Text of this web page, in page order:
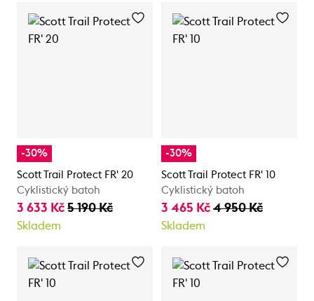
-30%
Scott Trail Protect FR' 20
Cyklistický batoh
3 633 Kč 5 190 Kč
Skladem
-30%
Scott Trail Protect FR' 10
Cyklistický batoh
3 465 Kč 4 950 Kč
Skladem